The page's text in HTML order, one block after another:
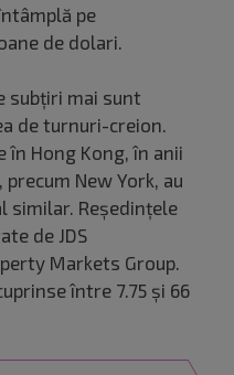
pe
de dolari.
subțiri mai sunt
de turnuri-creion.
în Hong Kong, în anii
New York, au
similar. Reședințele
de JDS
Markets Group.
între 7.75 și 66